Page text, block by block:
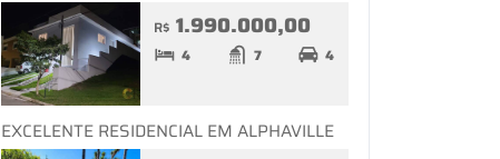
R$ 1.990.000,00
4 7 4
EXCELENTE RESIDENCIAL EM ALPHAVILLE